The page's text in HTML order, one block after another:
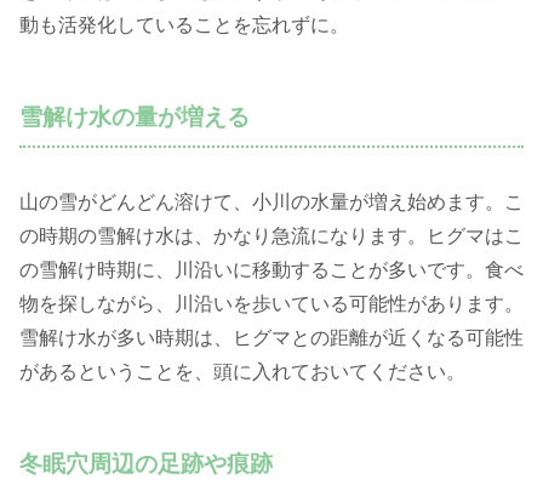
動も活発化していることを忘れずに。
雪解け水の量が増える
山の雪がどんどん溶けて、小川の水量が増え始めます。こ
の時期の雪解け水は、かなり急流になります。ヒグマはこ
の雪解け時期に、川沿いに移動することが多いです。食べ
物を探しながら、川沿いを歩いている可能性があります。
雪解け水が多い時期は、ヒグマとの距離が近くなる可能性
があるということを、頭に入れておいてください。
冬眠穴周辺の足跡や痕跡